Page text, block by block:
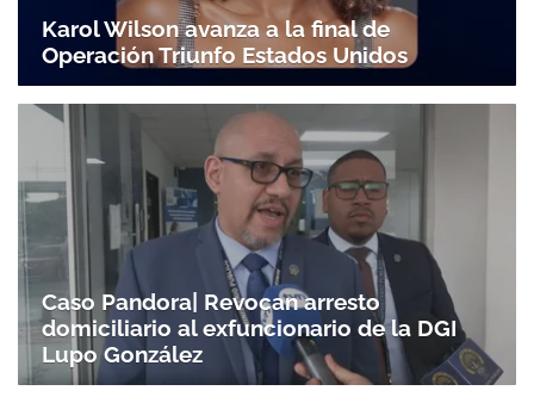
Karol Wilson avanza a la final de
Operación Triunfo Estados Unidos
Caso Pandora| Revocan arresto
domiciliario al exfuncionario de la DGI
Lupo González